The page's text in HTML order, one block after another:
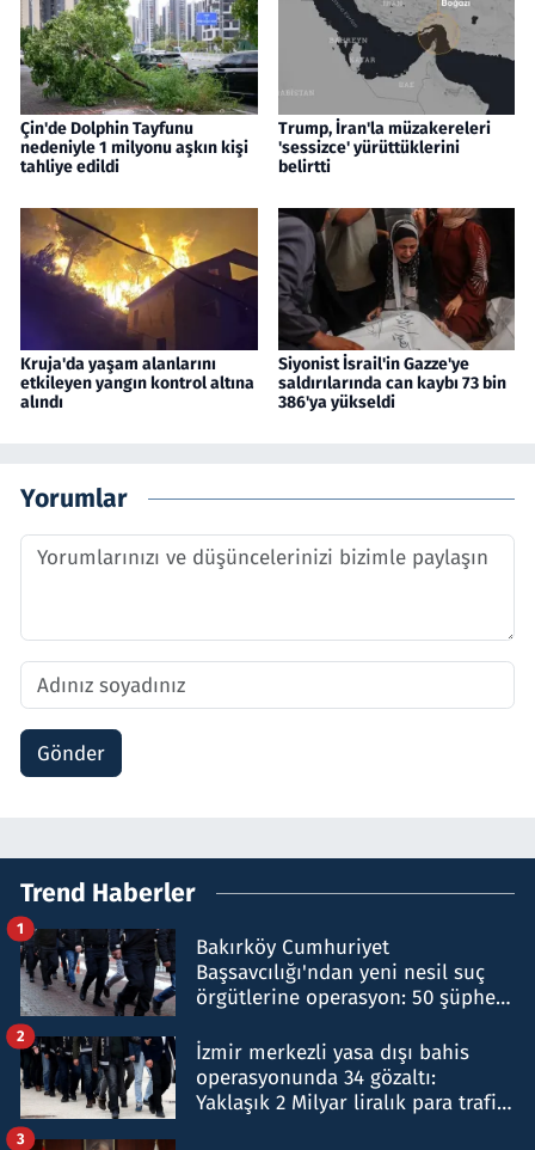
Çin'de Dolphin Tayfunu
nedeniyle 1 milyonu aşkın kişi
tahliye edildi
Trump, İran'la müzakereleri
'sessizce' yürüttüklerini
belirtti
Kruja'da yaşam alanlarını
etkileyen yangın kontrol altına
alındı
Siyonist İsrail'in Gazze'ye
saldırılarında can kaybı 73 bin
386'ya yükseldi
Yorumlar
Gönder
Trend Haberler
Bakırköy Cumhuriyet
Başsavcılığı'ndan yeni nesil suç
örgütlerine operasyon: 50 şüpheli
1
İzmir merkezli yasa dışı bahis
operasyonunda 34 gözaltı:
Yaklaşık 2 Milyar liralık para trafiği
2
3